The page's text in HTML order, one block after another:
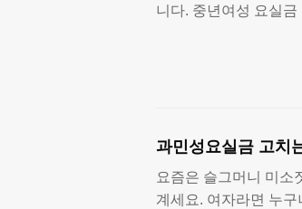
니다. 중년여성 요실
과민성요실금 고치
요즘은 슬그머니 미소
계세요. 여자라면 누